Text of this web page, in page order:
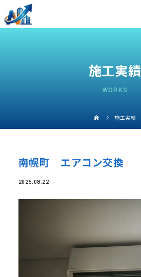
施工実績
WORKS
施工実績
南幌町 エアコン交換
2025.08.22